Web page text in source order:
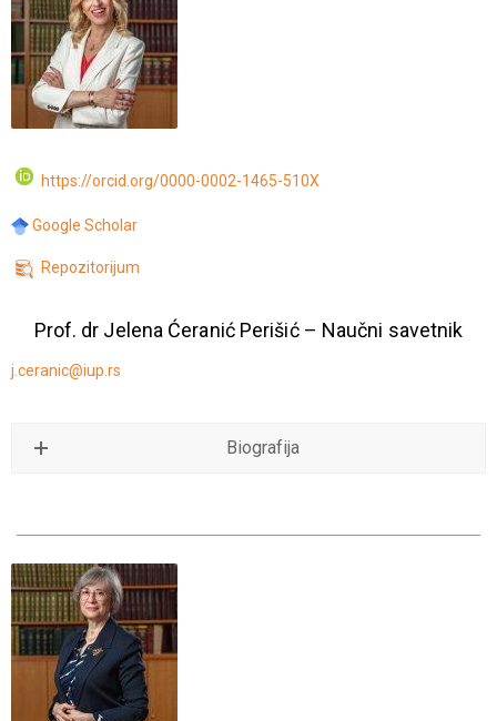
https://orcid.org/0000-0002-1465-510X
Google Scholar
Repozitorijum
Prof. dr Jelena Ćeranić Perišić – Naučni savetnik
j.ceranic@iup.rs
Biografija